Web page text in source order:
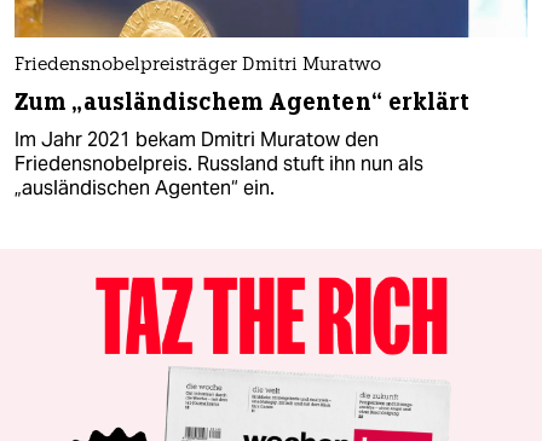
Friedensnobelpreisträger Dmitri Muratwo
Zum „ausländischem Agenten“ erklärt
Im Jahr 2021 bekam Dmitri Muratow den
Friedensnobelpreis. Russland stuft ihn nun als
„ausländischen Agenten“ ein.